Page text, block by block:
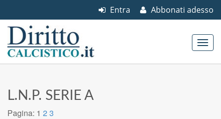
Abbonati adesso
Entra
L.N.P. SERIE A
Pagina: 1 2 3